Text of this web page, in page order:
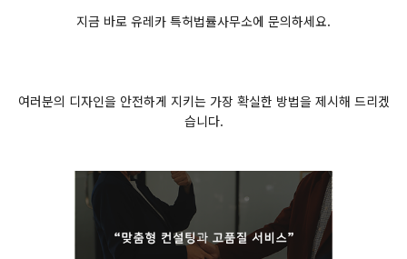
지금 바로 유레카 특허법률사무소에 문의하세요.
여러분의 디자인을 안전하게 지키는 가장 확실한 방법을 제시해 드리겠
습니다.